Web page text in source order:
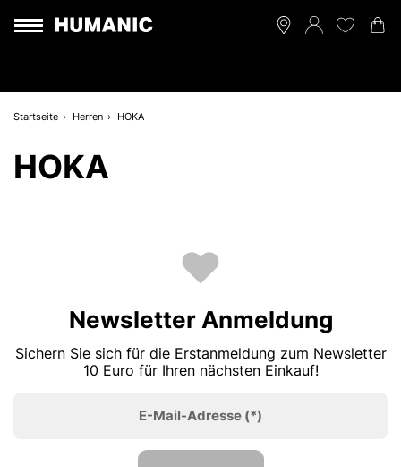
Startseite Herren HOKA
HOKA
Newsletter Anmeldung
Sichern Sie sich für die Erstanmeldung zum Newsletter
10 Euro für Ihren nächsten Einkauf!
E-Mail-Adresse (*)